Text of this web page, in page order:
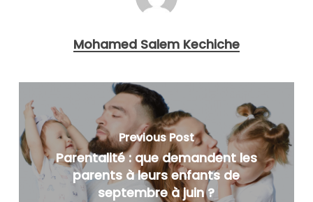
Mohamed Salem Kechiche
Previous Post
Parentalité : que demandent les
parents à leurs enfants de
septembre à juin ?